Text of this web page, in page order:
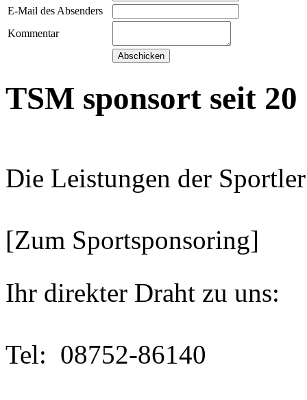
E-Mail des Absenders
Kommentar
TSM sponsort seit
Die Leistungen der
[Zum Sportsponsoring]
Ihr direkter Draht zu uns:
Tel: 08752-86140